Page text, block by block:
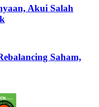
Akui Salah
Saham,